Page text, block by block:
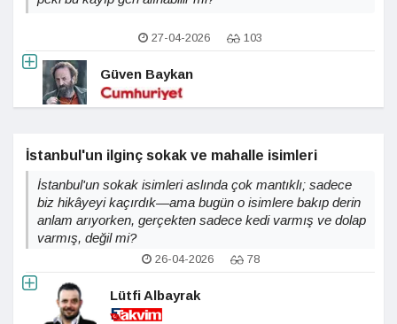
27-04-2026 103
Güven Baykan
İstanbul'un ilginç sokak ve mahalle isimleri
İstanbul'un sokak isimleri aslında çok mantıklı; sadece
biz hikâyeyi kaçırdık—ama bugün o isimlere bakıp derin
anlam arıyorken, gerçekten sadece kedi varmış ve dolap
varmış, değil mi?
26-04-2026 78
Lütfi Albayrak